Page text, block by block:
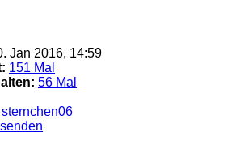
Jan 2016, 14:59
151 Mal
56 Mal